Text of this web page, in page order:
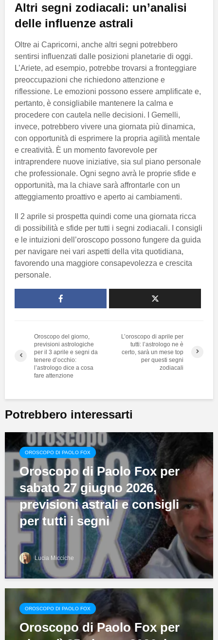
Altri segni zodiacali: un’analisi
delle influenze astrali
Oltre ai Capricorni, anche altri segni potrebbero
sentirsi influenzati dalle posizioni planetarie di oggi.
L’Ariete, ad esempio, potrebbe trovarsi a fronteggiare
preoccupazioni che richiedono attenzione e
riflessione. Le emozioni possono essere amplificate e,
pertanto, è consigliabile mantenere la calma e
procedere con cautela nelle decisioni. I Gemelli,
invece, potrebbero vivere una giornata più dinamica,
con opportunità di esprimere la propria agilità mentale
e creatività. È un momento favorevole per
intraprendere nuove iniziative, sia sul piano personale
che professionale. Ogni segno avrà le proprie sfide e
opportunità, ma la chiave sarà affrontarle con un
atteggiamento proattivo e aperto ai cambiamenti.
Il 2 aprile si prospetta quindi come una giornata ricca
di possibilità e sfide per tutti i segni zodiacali. I consigli
e le intuizioni dell’oroscopo possono fungere da guida
per navigare nei vari aspetti della vita quotidiana,
favorendo una maggiore consapevolezza e crescita
personale.
Oroscopo del giorno,
previsioni astrologiche
per il 3 aprile e segni da
tenere d’occhio:
l’astrologo dice a cosa
fare attenzione
L’oroscopo di aprile per
tutti: l’astrologo ne è
certo, sarà un mese top
per questi segni
zodiacali
Potrebbero interessarti
OROSCOPO DI PAOLO FOX
Oroscopo di Paolo Fox per
sabato 27 giugno 2026,
previsioni astrali e consigli
per tutti i segni
Lucia Micciche
OROSCOPO DI PAOLO FOX
Oroscopo di Paolo Fox per